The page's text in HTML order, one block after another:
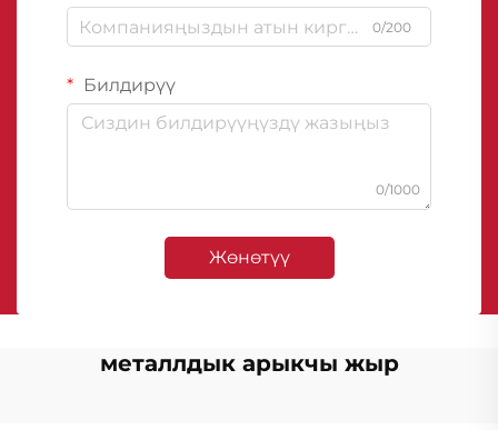
0/200
Билдирүү
0/1000
Жөнөтүү
металлдык арыкчы жыр